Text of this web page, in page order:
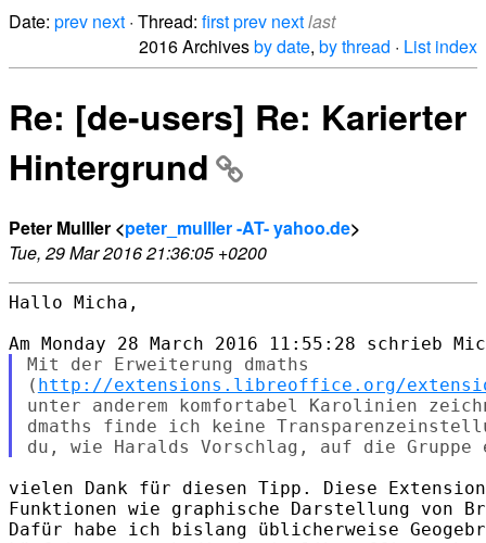
Date: prev next · Thread: firstprev nextlast
2016 Archivesby date, by thread · List index
Re: [de-users] Re: Karierter
Hintergrund
Peter Mulller <peter_mulller -AT- yahoo.de>
Tue, 29 Mar 2016 21:36:05 +0200
Hallo Micha,
Mit der Erweiterung dmaths
( http://extensions.libreoffice.org/
unter anderem komfortabel Karolinien
dmaths finde ich keine
vielen Dank für diesen Tipp. Diese
Funktionen wie graphische Darstellung von
Dafür habe ich bislang üblicherweise